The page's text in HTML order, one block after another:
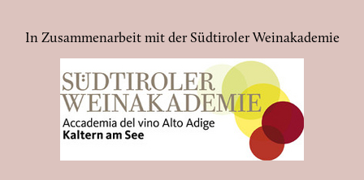
In Zusammenarbeit mit der Südtiroler Weinakademie